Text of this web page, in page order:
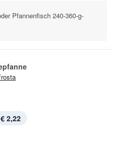
Pfannenfisch 240-360-g-
€ 2,22